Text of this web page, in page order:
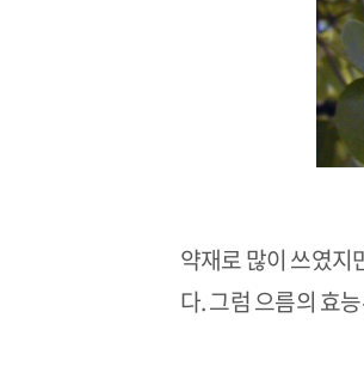
약재로 많이 쓰였지
다. 그럼 으름의 효